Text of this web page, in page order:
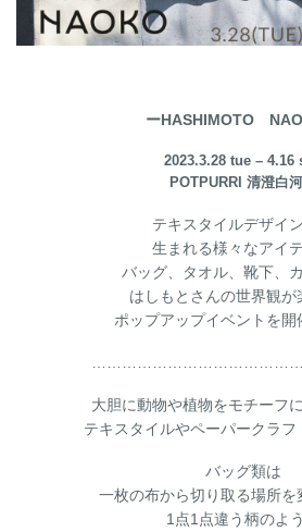
ーHASHIMOTO
2023.3.28 tue – 4.16
POTPURRI 清澄白
テキスタイルデザイ
生まれる様々なアイテ
バッグ、タオル、靴下、
はしもとさんの世界観が
ポップアップイベントを開
大胆に動物や植物をモチーフ
テキスタイルやペーパークラフ
バッグ類は
一枚の布から切り取る場所を
1点1点違う柄のよ